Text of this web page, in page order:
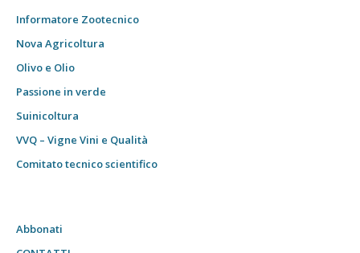
Informatore Zootecnico
Nova Agricoltura
Olivo e Olio
Passione in verde
Suinicoltura
VVQ – Vigne Vini e Qualità
Comitato tecnico scientifico
Abbonati